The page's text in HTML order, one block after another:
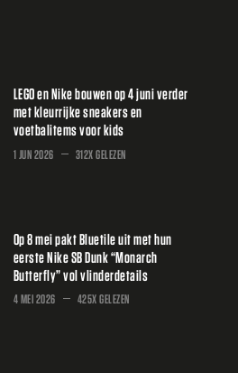
LEGO en Nike bouwen op 4 juni verder
met kleurrijke sneakers en
voetbalitems voor kids
1 JUN 2026 312X GELEZEN
Op 8 mei pakt Bluetile uit met hun
eerste Nike SB Dunk “Monarch
Butterfly” vol vlinderdetails
4 MEI 2026 425X GELEZEN